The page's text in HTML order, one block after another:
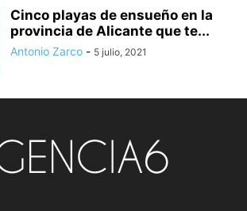
Cinco playas de ensueño en la
provincia de Alicante que te...
Antonio Zarco - 5 julio, 2021